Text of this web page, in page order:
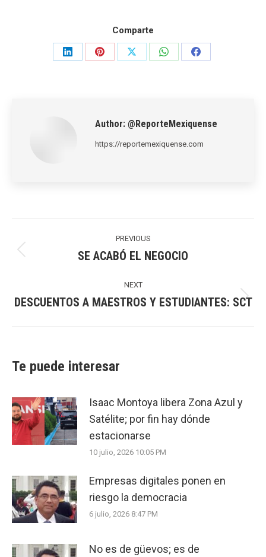
Comparte
Share
Share
Share
Share
Share
Author: @ReporteMexiquense
https://reportemexiquense.com
navigation
PREVIOUS
Previous
SE ACABÓ EL NEGOCIO
NEXT
Next
DESCUENTOS A MAESTROS Y ESTUDIANTES: SCT
Te puede interesar
Isaac Montoya libera Zona Azul y
Satélite; por fin hay dónde
estacionarse
10 julio, 2026 10:05 PM
Empresas digitales ponen en
riesgo la democracia
6 julio, 2026 8:47 PM
No es de güevos; es de